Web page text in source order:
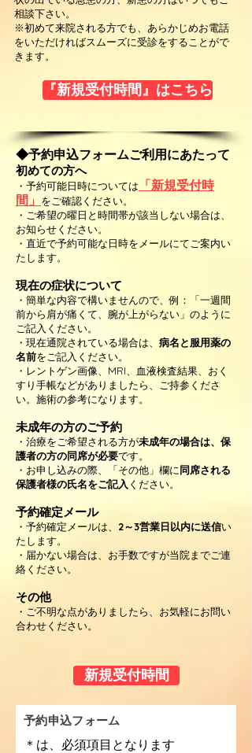
相談下さい。
※初めて来院される方でも、あらかじめお電話
をいただければスムーズに受診をすることがで
きます。
『新規受付時間』はこちら
◆予約申込フォームご利用にあたって
初めての方へ
・予約可能日時については
「新規受付時
間」
をご確認ください。
・ご希望の曜日と時間帯が該当しない場合は、
お知らせください。
・直近で予約可能な日時をメールにてご案内い
たします。
現在の症状について
・簡単な内容で構いませんので、例：「一週間
前から肩が痛くて、腕が上がらない」のように
ご記入ください。
・現在通院されている場合は、 病名と服用薬の
名前をご記入ください。
・レントゲン画像、MRI、血液検査結果、おく
すり手帳などがありましたら、ご持参くださ
い。施術の参考になります。
未成年の方のご予約
・治療をご希望される方が未成年の場合は、保
護者の方の同席が必要です。
・お申し込みの際、「その他」欄に同席される
保護者様の氏名をご記入 ください。
予約確定メール
・予約確定メールは、 2～3営業日以内に送信い
たします。
・届かない場合は、お手数ですが当院までご連
絡ください。
その他
・ご不明な点がありましたら、お気軽にお問い
合わせください。
新規受付時間
​予約申込フォーム
＊は、必須項目となります